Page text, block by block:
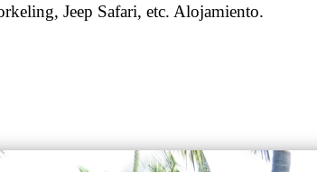
Jeep Safari, etc. Alojamiento.